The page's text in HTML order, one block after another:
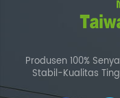
Produsen 100%
Stabil-Kualitas